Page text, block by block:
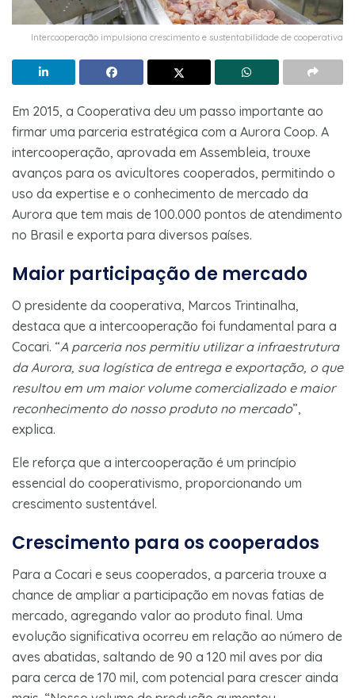
Intercooperação impulsiona crescimento e sustentabilidade de cooperativa
Em 2015, a Cooperativa deu um passo importante ao
firmar uma parceria estratégica com a Aurora Coop. A
intercooperação, aprovada em Assembleia, trouxe
avanços para os avicultores cooperados, permitindo o
uso da expertise e o conhecimento de mercado da
Aurora que tem mais de 100.000 pontos de atendimento
no Brasil e exporta para diversos países.
Maior participação de mercado
O presidente da cooperativa, Marcos Trintinalha,
destaca que a intercooperação foi fundamental para a
Cocari. “A parceria nos permitiu utilizar a infraestrutura
da Aurora, sua logística de entrega e exportação, o que
resultou em um maior volume comercializado e maior
reconhecimento do nosso produto no mercado”,
explica.
Ele reforça que a intercooperação é um princípio
essencial do cooperativismo, proporcionando um
crescimento sustentável.
Crescimento para os cooperados
Para a Cocari e seus cooperados, a parceria trouxe a
chance de ampliar a participação em novas fatias de
mercado, agregando valor ao produto final. Uma
evolução significativa ocorreu em relação ao número de
aves abatidas, saltando de 90 a 120 mil aves por dia
para cerca de 170 mil, com potencial para crescer ainda